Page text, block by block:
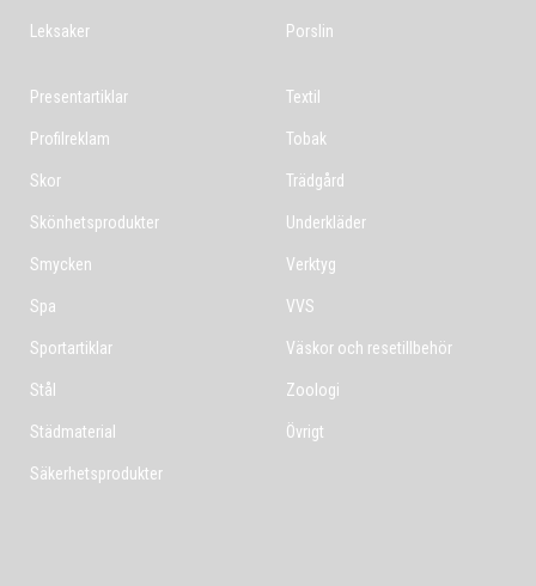
Leksaker Porslin
Presentartiklar
Profilreklam
Skor
Skönhetsprodukter
Smycken
Spa
Sportartiklar
Stål
Städmaterial
Säkerhetsprodukter
Textil
Tobak
Trädgård
Underkläder
Verktyg
VVS
Väskor och resetillbehör
Zoologi
Övrigt